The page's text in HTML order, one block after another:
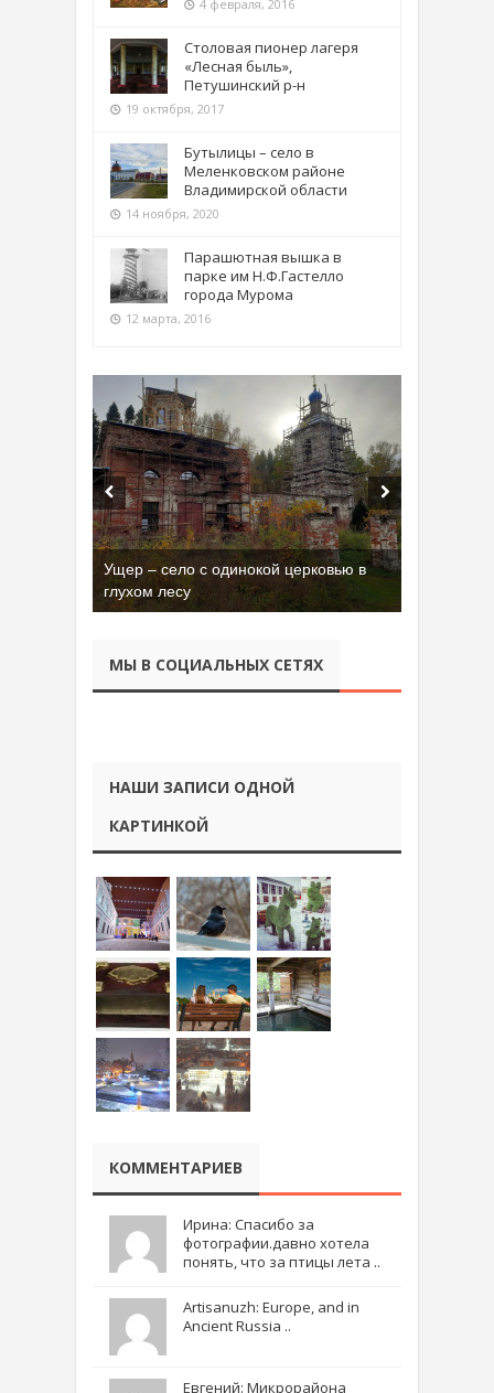
4 февраля, 2016
Столовая пионер лагеря
«Лесная быль»,
Петушинский р-н
19 октября, 2017
Бутылицы – село в
Меленковском районе
Владимирской области
14 ноября, 2020
Парашютная вышка в
парке им Н.Ф.Гастелло
города Мурома
12 марта, 2016
Ущер – село с одинокой церковью в
глухом лесу
МЫ В СОЦИАЛЬНЫХ СЕТЯХ
НАШИ ЗАПИСИ ОДНОЙ
КАРТИНКОЙ
КОММЕНТАРИЕВ
Ирина: Спасибо за
фотографии.давно хотела
понять, что за птицы лета ..
Artisanuzh: Europe, and in
Ancient Russia ..
Евгений: Микрорайона